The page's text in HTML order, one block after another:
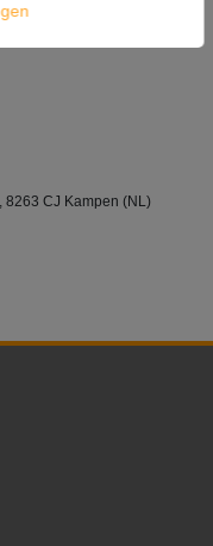
8263 CJ Kampen (NL)